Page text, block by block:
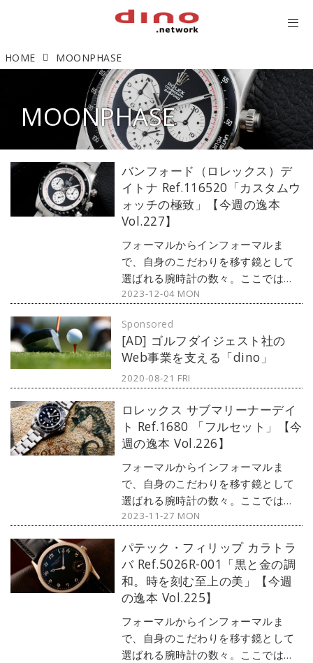
HOME MOONPHASE
MOONPHASE
バンフォード（ロレックス）デ
イトナ Ref.116520「カスタムウ
ォッチの極致」【今週の逸本
Vol.227】
フォーマルからインフォーマルま
で、自身のこだわりを移す鏡として
選ばれる腕時計の数々。ここではブ
ランド腕時計専門店・MOON
デルからアンティークまで、見る者
の感性を刺激する1本をセレクト。今
回は、バンフォードのカスタムウォ
ッチ『ロレックス デイトナ
2023-12-04 MON
[AD] ゴルフダイジェスト社の
Web事業を支える「dino」
Sponsored
2020-08-21 FRI
ロレックス サブマリーナーデイ
ト Ref.1680 「フルセット」【今
週の逸本 Vol.226】
フォーマルからインフォーマルま
で、自身のこだわりを移す鏡として
選ばれる腕時計の数々。ここではブ
ランド腕時計専門店・MOON
デルからアンティークまで、見る者
の感性を刺激する1本をセレクト。今
回は、ロレックスのダイバーズウォ
ッチ・サブマリーナーから、1978年
に登場した『ロレックス サブマリー
ナーデイト Ref.1680 』をご紹介し
よう。
2023-11-27 MON
パテック・フィリップ カラトラ
バ Ref.5026R-001「黒と金の調
和。時を刻む至上の美」【今週
の逸本 Vol.225】
フォーマルからインフォーマルま
で、自身のこだわりを移す鏡として
選ばれる腕時計の数々。ここではブ